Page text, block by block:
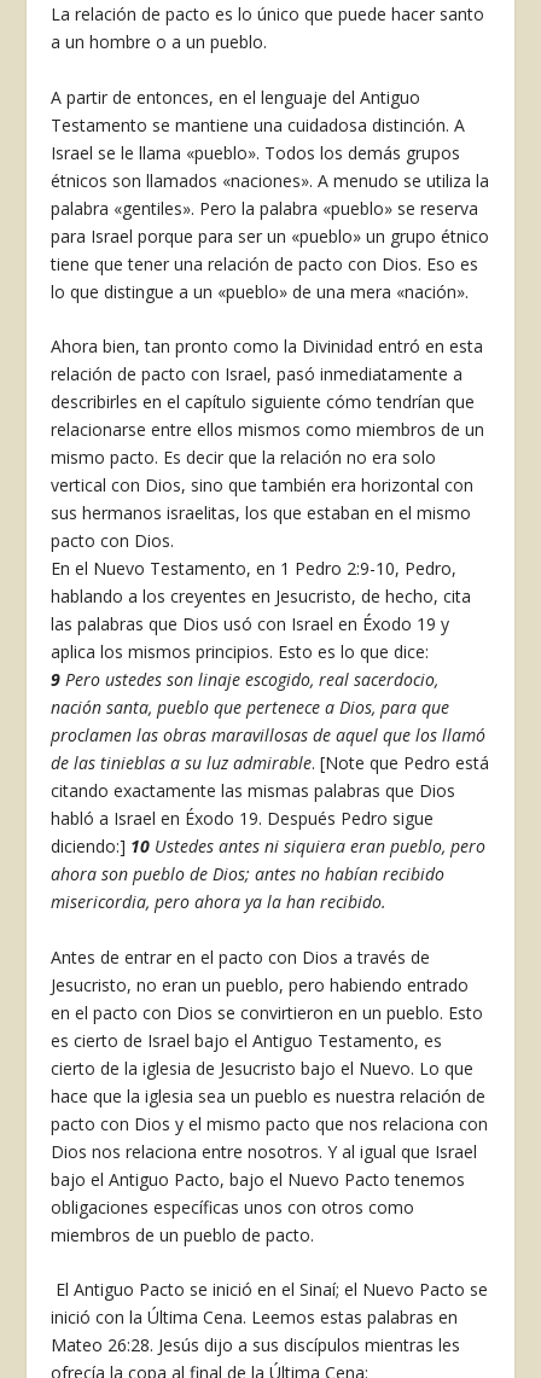
La relación de pacto es lo único que puede hacer santo
a un hombre o a un pueblo.
A partir de entonces, en el lenguaje del Antiguo
Testamento se mantiene una cuidadosa distinción. A
Israel se le llama «pueblo». Todos los demás grupos
étnicos son llamados «naciones». A menudo se utiliza la
palabra «gentiles». Pero la palabra «pueblo» se reserva
para Israel porque para ser un «pueblo» un grupo étnico
tiene que tener una relación de pacto con Dios. Eso es
lo que distingue a un «pueblo» de una mera «nación».
Ahora bien, tan pronto como la Divinidad entró en esta
relación de pacto con Israel, pasó inmediatamente a
describirles en el capítulo siguiente cómo tendrían que
relacionarse entre ellos mismos como miembros de un
mismo pacto. Es decir que la relación no era solo
vertical con Dios, sino que también era horizontal con
sus hermanos israelitas, los que estaban en el mismo
pacto con Dios.
En el Nuevo Testamento, en 1 Pedro 2:9-10, Pedro,
hablando a los creyentes en Jesucristo, de hecho, cita
las palabras que Dios usó con Israel en Éxodo 19 y
aplica los mismos principios. Esto es lo que dice:
9Pero ustedes son linaje escogido, real sacerdocio,
nación santa, pueblo que pertenece a Dios, para que
proclamen las obras maravillosas de aquel que los llamó
de las tinieblas a su luz admirable. [Note que Pedro está
citando exactamente las mismas palabras que Dios
habló a Israel en Éxodo 19. Después Pedro sigue
diciendo:] 10 Ustedes antes ni siquiera eran pueblo, pero
ahora son pueblo de Dios; antes no habían recibido
misericordia, pero ahora ya la han recibido.
Antes de entrar en el pacto con Dios a través de
Jesucristo, no eran un pueblo, pero habiendo entrado
en el pacto con Dios se convirtieron en un pueblo. Esto
es cierto de Israel bajo el Antiguo Testamento, es
cierto de la iglesia de Jesucristo bajo el Nuevo. Lo que
hace que la iglesia sea un pueblo es nuestra relación de
pacto con Dios y el mismo pacto que nos relaciona con
Dios nos relaciona entre nosotros. Y al igual que Israel
bajo el Antiguo Pacto, bajo el Nuevo Pacto tenemos
obligaciones específicas unos con otros como
miembros de un pueblo de pacto.
El Antiguo Pacto se inició en el Sinaí; el Nuevo Pacto se
inició con la Última Cena. Leemos estas palabras en
Mateo 26:28. Jesús dijo a sus discípulos mientras les
ofrecía la copa al final de la Última Cena: